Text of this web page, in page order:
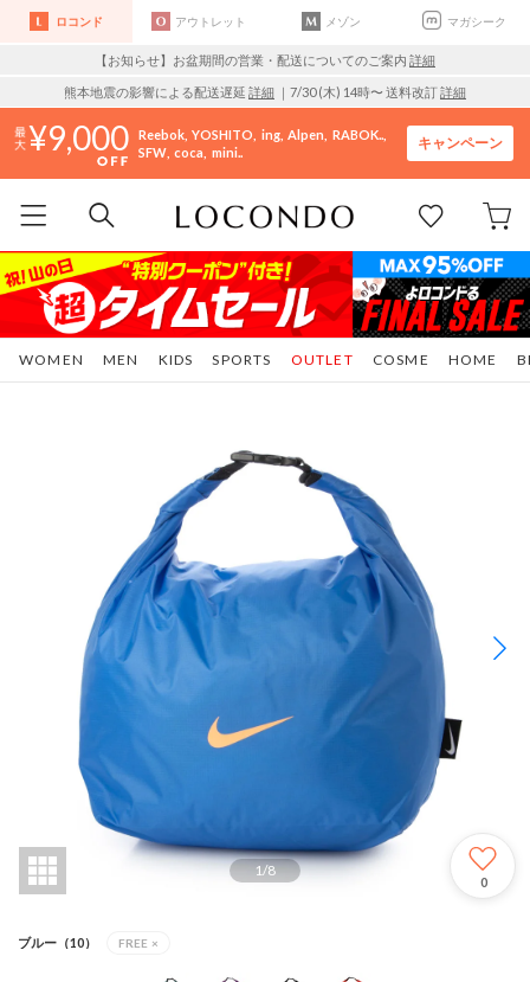
ロコンド アウトレット メゾン マガシーク
【お知らせ】お盆期間の営業・配送についてのご案内 詳細
熊本地震の影響による配送遅延 詳細 ｜7/30 (木) 14時〜 送料改訂詳細
9,000 Reebok YOSHITO ing Alpen
RABOK..
SFW coca mini..
キャンペーン
WOMEN MEN KIDS SPORTS COSME HOME
OUTLET
1/8
0
ブルー（10） FREE ×